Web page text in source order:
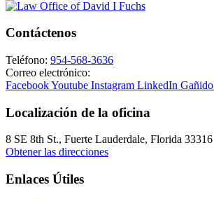
Contáctenos
Teléfono: 954-568-3636
Correo electrónico:
FacebookYoutube Instagram LinkedIn Gañido
Localización de la oficina
8 SE 8th St., Fuerte Lauderdale, Florida 33316
Obtener las direcciones
Enlaces Útiles